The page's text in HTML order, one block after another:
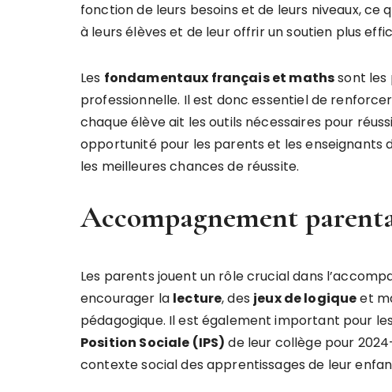
fonction de leurs besoins et de leurs niveaux,
à leurs élèves et de leur offrir un soutien plus
Les fondamentaux français et mathssont les
professionnelle. Il est donc essentiel de
chaque élève ait les outils nécessaires pour
opportunité pour les parents et les enseignants
les meilleures chances de réussite.
Accompagnement
Les parents jouent un rôle crucial dans
encourager la lecture, des jeux de logiqueet
pédagogique. Il est également important pour
Position Sociale (IPS) de leur collège pour
contexte social des apprentissages de leur